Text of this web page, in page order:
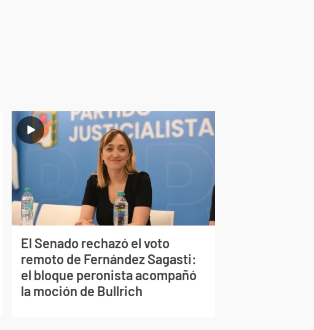
El Senado rechazó el voto
remoto de Fernández Sagasti:
el bloque peronista acompañó
la moción de Bullrich